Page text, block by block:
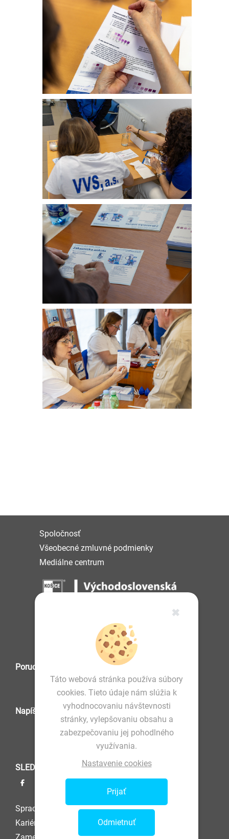
Spoločnosť
Všeobecné zmluvné podmienky
Mediálne centrum
IČO: 36 570 460
Poruchová služba
Napíšte nám
SLEDUJTE NÁS
Spracovanie osobných údajov
Kariéra
✖
Táto webová stránka používa súbory
cookies. Tieto údaje nám slúžia k
vyhodnocovaniu návštevnosti
stránky, vylepšovaniu obsahu a
zabezpečovaniu jej pohodlného
využívania.
Nastavenie cookies
Prijať
Odmietnuť